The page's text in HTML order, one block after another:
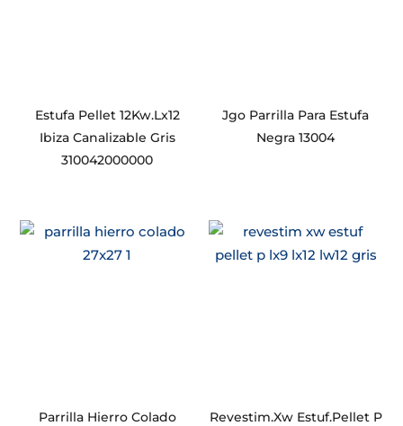
Estufa Pellet 12Kw.Lx12
Ibiza Canalizable Gris
310042000000
Jgo Parrilla Para Estufa
Negra 13004
Parrilla Hierro Colado
Revestim.Xw Estuf.Pellet P